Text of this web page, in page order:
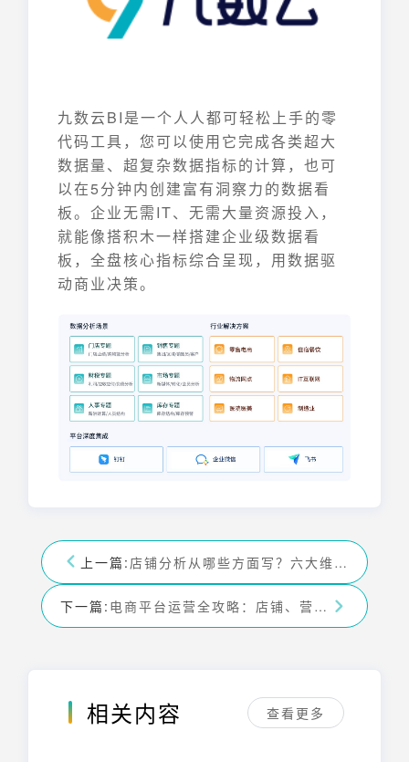
九数云BI是一个人人都可轻松上手的零
代码工具，您可以使用它完成各类超大
数据量、超复杂数据指标的计算，也可
以在5分钟内创建富有洞察力的数据看
板。企业无需IT、无需大量资源投入，
就能像搭积木一样搭建企业级数据看
板，全盘核心指标综合呈现，用数据驱
动商业决策。
上一篇: 店铺分析从哪些方面写？六大维度全面解析
下一篇: 电商平台运营全攻略：店铺、营销、数据分析，一站式解决方案
相关内容 查看更多